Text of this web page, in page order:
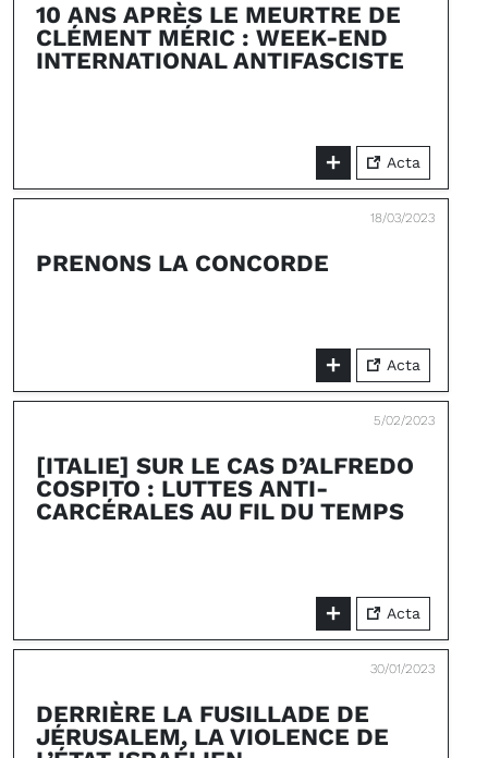
10 ANS APRÈS LE MEURTRE DE
CLÉMENT MÉRIC : WEEK-END
INTERNATIONAL ANTIFASCISTE
Acta
18/03/2023
PRENONS LA CONCORDE
Acta
5/02/2023
[ITALIE] SUR LE CAS D’ALFREDO
COSPITO : LUTTES ANTI-
CARCÉRALES AU FIL DU TEMPS
Acta
30/01/2023
DERRIÈRE LA FUSILLADE DE
JÉRUSALEM, LA VIOLENCE DE